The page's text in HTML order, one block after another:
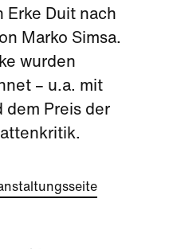
Erke Duit nach
Marko Simsa.
wurden
– u.a. mit
dem Preis der